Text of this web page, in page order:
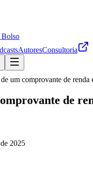
Bolso
AutoresConsultoria
um comprovante de
de
2025